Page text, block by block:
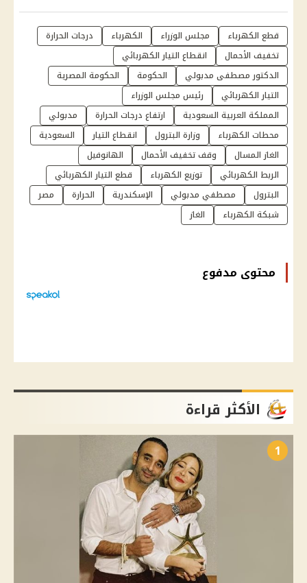
قطع الكهرباء مجلس الوزراء الكهرباء
درجات الحرارة
تخفيف الأحمال
انقطاع التيار الكهربائي
الدكتور مصطفى مدبولي
الحكومة
الحكومة المصرية
التيار الكهربائي
رئيس مجلس الوزراء
المملكة العربية السعودية
ارتفاع درجات الحرارة
مدبولي
محطات الكهرباء
وزارة البترول انقطاع التيار
السعودية
الغاز المسال
وقف تخفيف الأحمال
الهانوفيل
الربط الكهربائي
توزيع الكهرباء
قطع التيار الكهربائي
البترول
مصطفي مدبولي الإسكندرية الحرارة
مصر
شبكة الكهرباء
الغاز
محتوى مدفوع
الأكثر قراءة
1